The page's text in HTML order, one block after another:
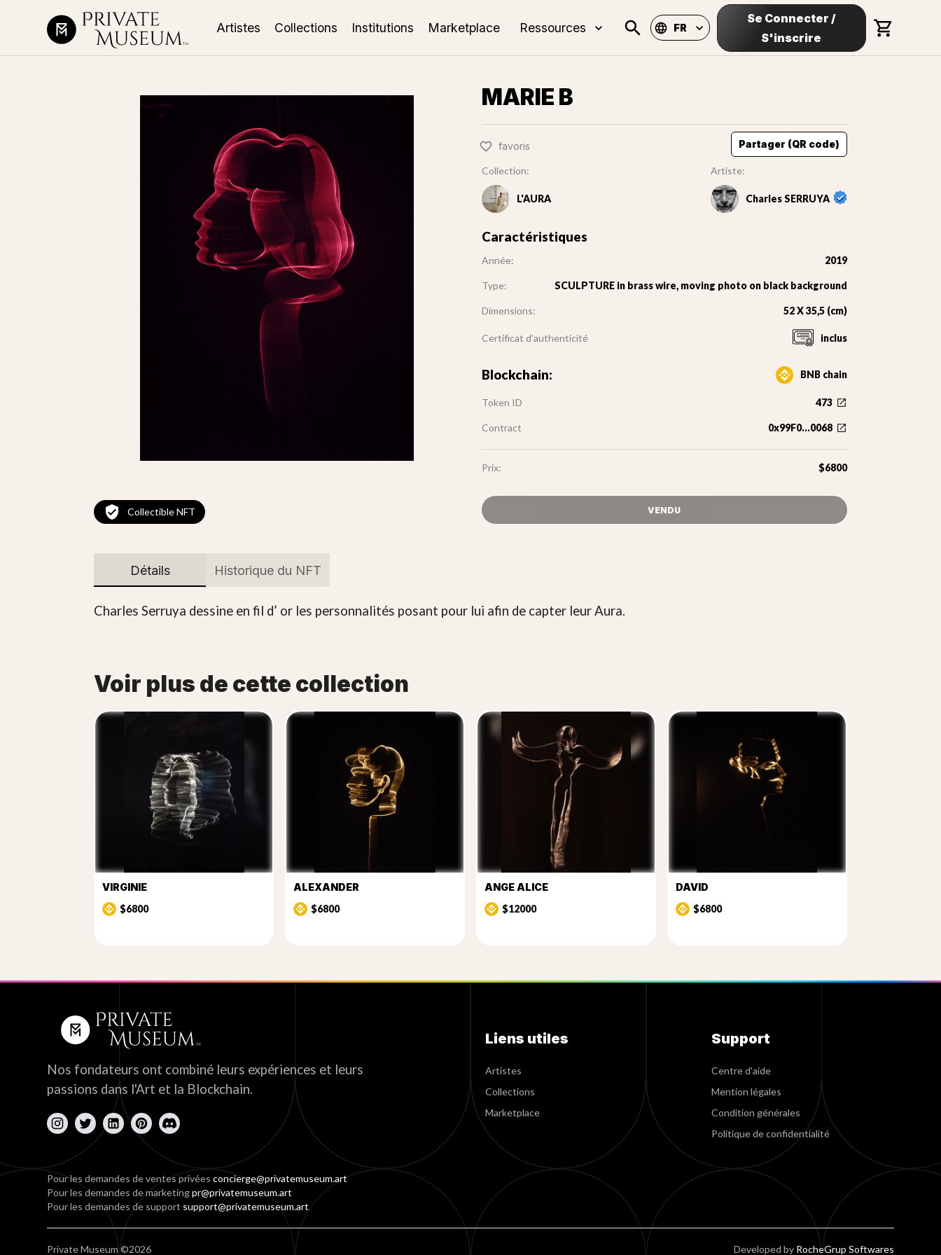
Artistes Collections Institutions Marketplace Ressources FR
Se Connecter /
S'inscrire
Collectible NFT
MARIE B
favoris Partager (QR code)
Collection:
L'AURA
Artiste:
Charles SERRUYA
Caractéristiques
Année: 2019
Type: SCULPTURE in brass wire, moving photo on black background
Dimensions: 52 X 35,5 (cm)
Certificat d'authenticité inclus
Blockchain: BNB chain
Token ID 473
Contract 0x99F0...0068
Prix: $6800
VENDU
Détails Historique du NFT
Charles Serruya dessine en fil d’ or les personnalités posant pour lui afin de capter leur Aura.
Voir plus de cette collection
VIRGINIE
$6800
ALEXANDER
$6800
ANGE ALICE
$12000
DAVID
$6800
Nos fondateurs ont combiné leurs expériences et leurs
passions dans l'Art et la Blockchain.
Liens utiles
Artistes
Collections
Marketplace
Support
Centre d'aide
Mention légales
Condition générales
Politique de confidentialité
Pour les demandes de ventes privéesconcierge@privatemuseum.art
Pour les demandes de marketingpr@privatemuseum.art
Pour les demandes de support support@privatemuseum.art
Private Museum ©2026 Developed by RocheGrup Softwares